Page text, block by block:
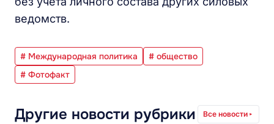
ведомств.
# Международная политика
# общество
# Фотофакт
Другие новости рубрики Все новости